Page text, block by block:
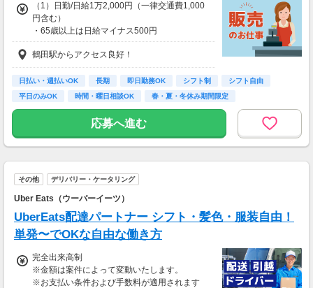
（1）日勤/日給1万2,000円（一律交通費1,000
円含む）
・65歳以上は日給マイナス500円
・70歳以上は日給マイナス2,000円
※交通誘導2級以上の資格をお持ちの方
日勤/日給1万2,000円（一律交通費1,000円含
む）
・65歳以上は日給マイナス500円
（2）夜勤／日給1万4,070円（一律交通費1,000
円含む）
※交通誘導2級以上の資格をお持ちの方
夜勤/日給1万4,070円（交通費一律1,000円を含
・65歳以上は日給マイナス600円
・70歳以上は日給マイナス1,190円
★交通誘導2級（以上）として従事した場合
1勤務につき1000円支給！！
■65歳～69歳迄では他の年代と同じ現場でも
鶴田駅からアクセス良好！
日払い・週払いOK 長期 即日勤務OK シフト制
シフト自由
平日のみOK
時間・曜日相談OK
春・夏・冬休み期間限定
副業・ＷワークOK
応募へ進む
その他 デリバリー・ケータリング
Uber Eats（ウーバーイーツ）
UberEats配達パートナー シフト・髪色・服装自由！
単発〜でOKな自由な働き方
完全出来高制
※金額は案件によって変動いたします。
※お支払い条件および手数料が適用されます